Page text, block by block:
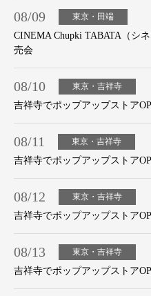
08/09 東京・田端
CINEMA Chupki TABATA（シ
売会
08/10 東京・吉祥寺
吉祥寺でポップアップストア
08/11 東京・吉祥寺
吉祥寺でポップアップストア
08/12 東京・吉祥寺
吉祥寺でポップアップストア
08/13 東京・吉祥寺
吉祥寺でポップアップストア